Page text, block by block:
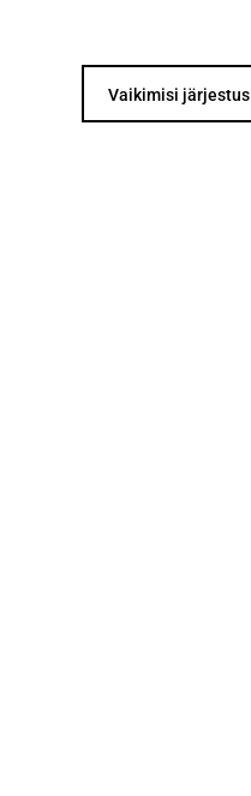
Vaikimisi järjestus